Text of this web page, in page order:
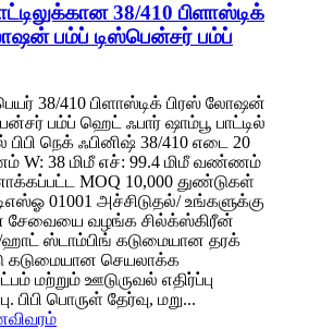
38/410 பிளாஸ்டிக்
பம்ப் டிஸ்பென்சர் பம்ப்
பெயர் 38/410 பிளாஸ்டிக் பிரஸ் லோஷன்
பம்ப் ஹெட் ஃபார் ஷாம்பூ பாட்டில்
பிபி நெக் ஃபினிஷ் 38/410 எடை 20
W: 38 மிமீ எச்: 99.4 மிமீ வண்ணம்
MOQ 10,000 துண்டுகள்
01001 அச்சிடுதல்/ உங்களுக்கு
சேவையை வழங்க சில்க்ஸ்கிரீன்
ஹாட் ஸ்டாம்பிங் கடுமையான தரக்
கடுமையான செயலாக்க
மற்றும் ஊடுருவல் எதிர்ப்பு
பிபி பொருள் தேர்வு, மறு...
விவரம்